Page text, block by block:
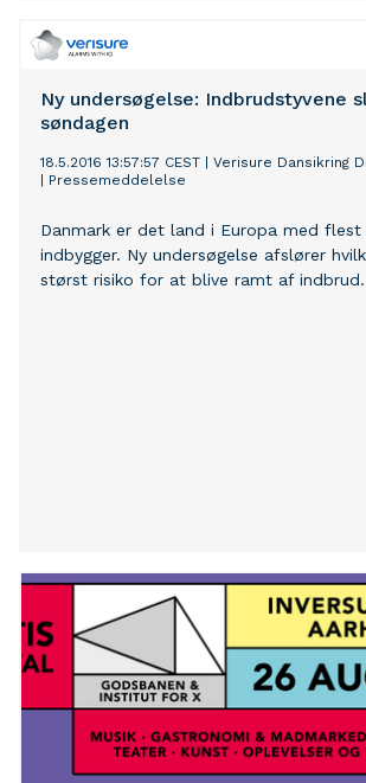
indgår i et stort taxikørselsområde, der
dele af Sjælland.
Ny undersøgelse: Indbrudstyvene
søndagen
18.5.2016 13:57:57 CEST
Verisure Dansikring
Pressemeddelelse
Danmark er det land i Europa med
indbygger. Ny undersøgelse afslører
størst risiko for at blive ramt af indbrud.